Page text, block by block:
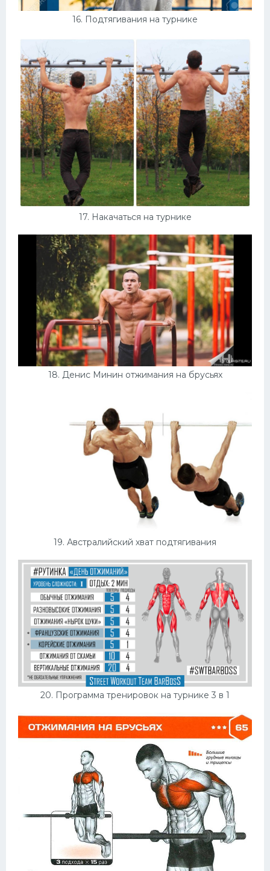
16. Подтягивания на турнике
17. Накачаться на турнике
18. Денис Минин отжимания на брусьях
19. Австралийский хват подтягивания
20. Программа тренировок на турнике 3 в 1